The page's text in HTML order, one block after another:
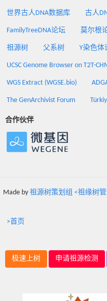
世界古人DNA数据库 古人
FamilyTreeDNA论坛 莫尔根
祖源树 父系树 Y染色体
UCSC Genome Browser on T2T-
WGS Extract (WGSE.bio)
The GenArchivist Forum
合作伙伴
Made by 祖源树策划组 <祖缘树
>首页
极速上树 申请祖源检测